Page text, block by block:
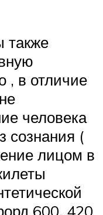
также
, в отличие
человека
сознания (
лицом в
600, 420